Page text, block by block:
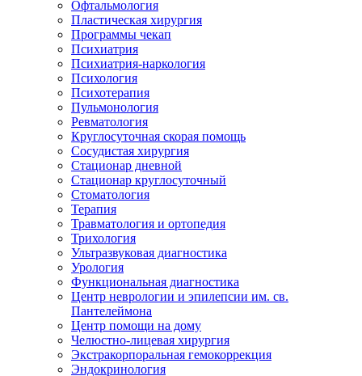
Офтальмология
Пластическая хирургия
Программы чекап
Психиатрия
Психиатрия-наркология
Психология
Психотерапия
Пульмонология
Ревматология
Круглосуточная скорая помощь
Сосудистая хирургия
Стационар дневной
Стационар круглосуточный
Стоматология
Терапия
Травматология и ортопедия
Трихология
Ультразвуковая диагностика
Урология
Функциональная диагностика
Центр неврологии и эпилепсии им. св.
Пантелеймона
Центр помощи на дому
Челюстно-лицевая хирургия
Экстракорпоральная гемокоррекция
Эндокринология